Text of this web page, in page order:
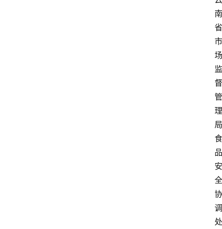
南
省
市
场
监
督
管
理
局
食
品
安
全
协
调
处